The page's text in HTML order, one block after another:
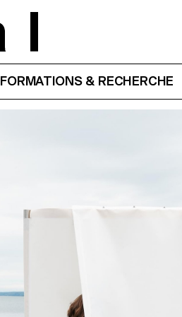
FORMATIONS & RECHERCHE